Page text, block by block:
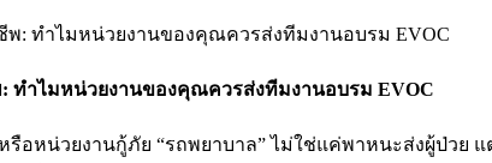
ทำไมหน่วยงานของคุณควรส่งทีมงานอบรม EVOC
รือหน่วยงานกู้ภัย “รถพยาบาล” ไม่ใช่แค่พาหนะส่งผู้ป่วย แ